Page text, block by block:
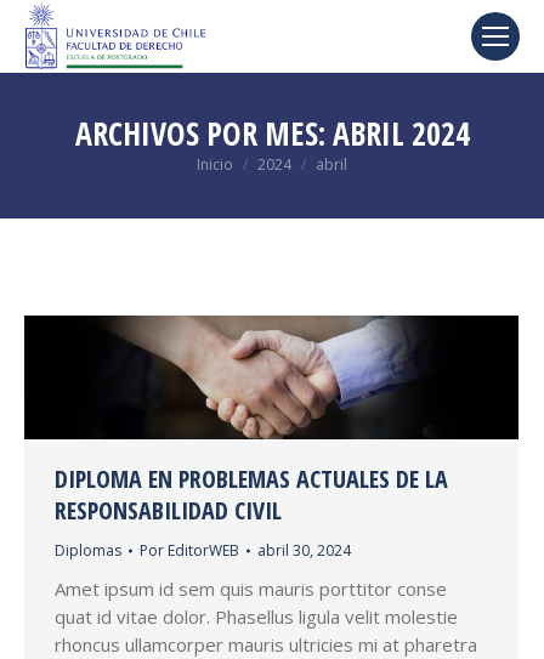
ARCHIVOS POR MES:ABRIL 2024
Estás aquí:
Inicio 2024 abril
DIPLOMA EN PROBLEMAS ACTUALES DE LA
RESPONSABILIDAD CIVIL
Diplomas Por EditorWEB abril 30, 2024
Amet ipsum id sem quis mauris porttitor conse
quat id vitae dolor. Phasellus ligula velit molestie
rhoncus ullamcorper mauris ultricies mi at pharetra